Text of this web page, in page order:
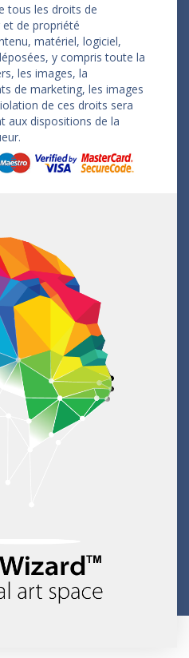
tous les droits de
de propriété
matériel, logiciel,
y compris toute la
les images, la
de marketing, les images
de ces droits sera
aux dispositions de la